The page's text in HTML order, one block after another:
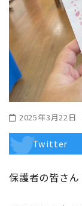
2025年3月22日
Twitter
保護者の皆さ